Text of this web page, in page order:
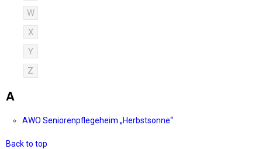
W
X
Y
Z
A
AWO Seniorenpflegeheim „Herbstsonne“
Back to top